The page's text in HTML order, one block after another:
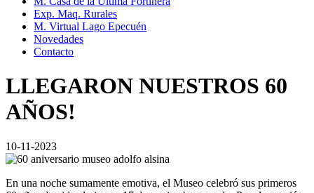
Exp. Maq. Rurales
M. Virtual Lago Epecuén
Novedades
Contacto
LLEGARON NUESTROS 60
AÑOS!
10-11-2023
En una noche sumamente emotiva, el Museo celebró sus primeros